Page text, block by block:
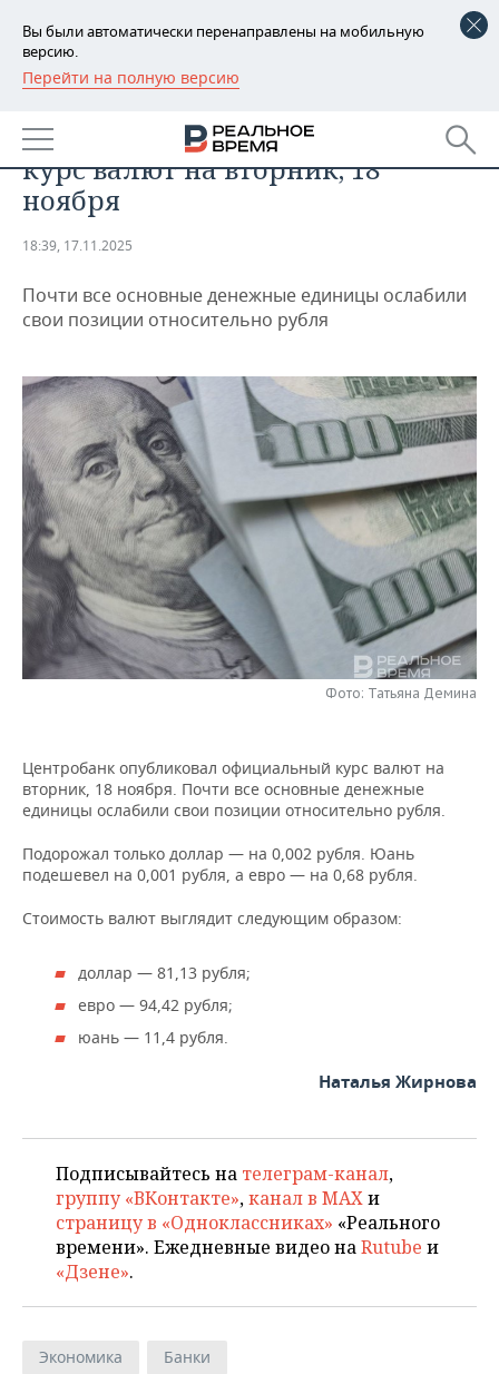
Вы были автоматически перенаправлены на мобильную
версию.
Перейти на полную версию
РЕГИОНЫ
БАШКОРТОСТАН
ТАТАРСТАН
НОВОСТИ
АНАЛИТИКА
ДЕКЛАРАЦИИ О ДОХОДАХ
КОРОЛИ ГОСЗАКАЗА ПФО
ВУЗЫ ТАТАРСТАНА
КОМУ ПРИНАДЛЕЖАТ
ТОРГОВЫЕ ЦЕНТРЫ
ТАТАРСТАНА
НОВОСТИ ЭКОНОМИКИ
ФИНАНСЫ
БАНКИ
БЮДЖЕТ
ИНВЕСТИЦИИ
ПРОМЫШЛЕННОСТЬ
АГРОПРОМ
МАШИНОСТРОЕНИЕ
НЕФТЕХИМИЯ
НЕФТЬ
ОПК
ЭНЕРГЕТИКА
НЕДВИЖИМОСТЬ
НОВОСТИ НЕДВИЖИМОСТИ
АВТО
НОВОСТИ АВТО
БИЗНЕС
НОВОСТИ БИЗНЕСА
РОЗНИЧНАЯ ТОРГОВЛЯ
ТРАНСПОРТ
УСЛУГИ
ТЕХНОЛОГИИ
НОВОСТИ ТЕХНОЛОГИЙ
IT
МЕДИА
МЕРОПРИЯТИЯ
НОВОСТИ МЕРОПРИЯТИЙ
ВЫЕЗДНАЯ РЕДАКЦИЯ
ОТКРЫТАЯ ЛЕКЦИЯ
СПОРТ
НОВОСТИ СПОРТА
БАСКЕТБОЛ
ВОЛЕЙБОЛ
ВОДНЫЕ ВИДЫ СПОРТА
ХОККЕЙ С МЯЧОМ
ОБЩЕСТВО
ИНФРАСТРУКТУРА
ИСТОРИЯ
ОБРАЗОВАНИЕ
ПРОИСШЕСТВИЯ
СПРАВОЧНИК
СПИСОК ПЕРСОН
ПОЛНАЯ ВЕРСИЯ
ЦБ опубликовал официальный
курс валют на вторник, 18
ноября
18:39, 17.11.2025
Почти все основные денежные единицы ослабили
свои позиции относительно рубля
Фото: Татьяна Демина
Центробанк опубликовал официальный курс валют на
вторник, 18 ноября. Почти все основные денежные
единицы ослабили свои позиции относительно рубля.
Подорожал только доллар — на 0,002 рубля. Юань
подешевел на 0,001 рубля, а евро — на 0,68 рубля.
Стоимость валют выглядит следующим образом:
доллар — 81,13 рубля;
евро — 94,42 рубля;
юань — 11,4 рубля.
Наталья Жирнова
Подписывайтесь на телеграм-канал,
группу «ВКонтакте»,канал в MAXи
страницу в «Одноклассниках» «Реального
времени». Ежедневные видео наRutube и
«Дзене».
Экономика Банки